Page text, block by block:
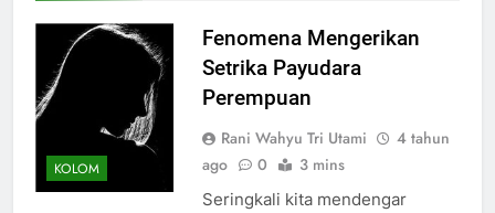
KOLOM
Fenomena Mengerikan
Setrika Payudara
Perempuan
Rani Wahyu Tri Utami
4 tahun
ago
0 3 mins
Seringkali kita mendengar